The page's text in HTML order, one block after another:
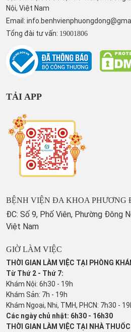
Nội, Việt Nam
Email:
Tổng đài tư vấn: 19001806
TẢI APP
BỆNH VIỆN ĐA KHOA PHƯƠNG
ĐC: Số 9, Phố Viên, Phường Đông
Việt Nam
GIỜ LÀM VIỆC
THỜI GIAN LÀM VIỆC TẠI PHÒNG
Từ Thứ 2 - Thứ 7:
Khám Nội: 6h30 - 19h
Khám Sản: 7h - 19h
Khám Ngoại, Nhi, TMH, PHCN: 7h30 -
Các ngày chủ nhật: 6h30 - 16h30
THỜI GIAN LÀM VIỆC TẠI NHÀ THUỐC